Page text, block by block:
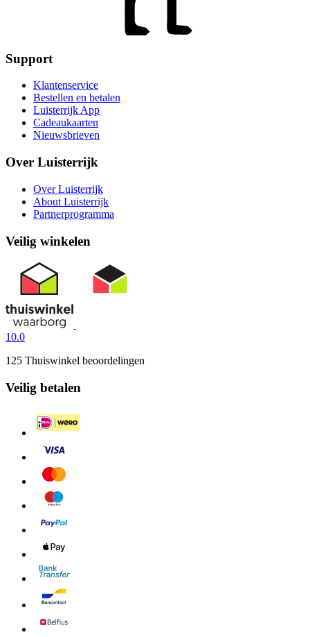
Support
Klantenservice
Bestellen en betalen
Luisterrijk App
Cadeaukaarten
Nieuwsbrieven
Over Luisterrijk
Over Luisterrijk
About Luisterrijk
Partnerprogramma
Veilig winkelen
10.0
125 Thuiswinkel beoordelingen
Veilig betalen